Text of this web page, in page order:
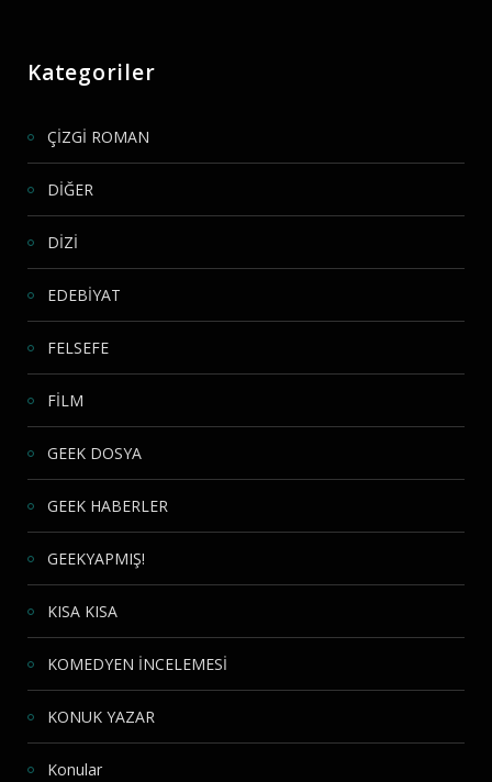
Kategoriler
ÇİZGİ ROMAN
DİĞER
DİZİ
EDEBİYAT
FELSEFE
FİLM
GEEK DOSYA
GEEK HABERLER
GEEKYAPMIŞ!
KISA KISA
KOMEDYEN İNCELEMESİ
KONUK YAZAR
Konular